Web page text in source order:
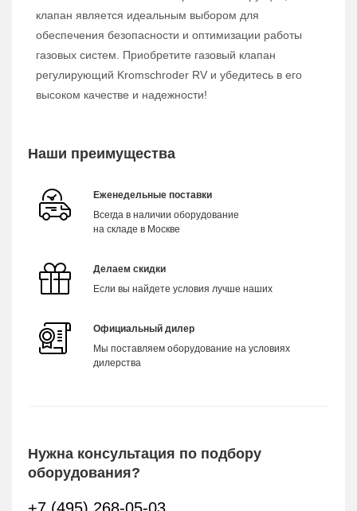
клапан является идеальным выбором для
обеспечения безопасности и оптимизации работы
газовых систем. Приобретите газовый клапан
регулирующий Kromschroder RV и убедитесь в его
высоком качестве и надежности!
Наши преимущества
Еженедельные поставки
Всегда в наличии оборудование
на складе в Москве
Делаем скидки
Если вы найдете условия лучше наших
Официальный дилер
Мы поставляем оборудование на условиях
дилерства
Нужна консультация по подбору
оборудования?